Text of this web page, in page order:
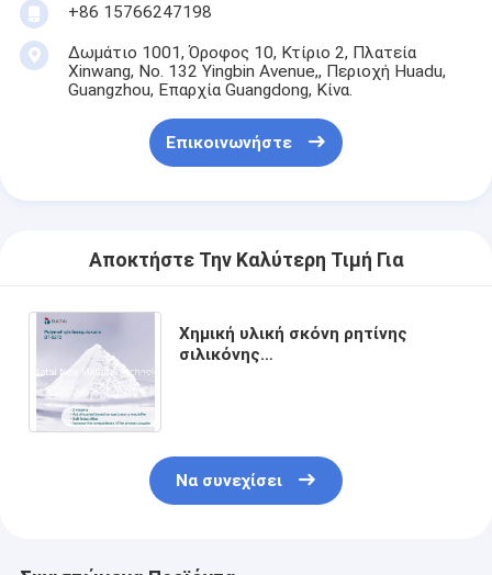
+86 15766247198
Δωμάτιο 1001, Όροφος 10, Κτίριο 2, Πλατεία
Xinwang, No. 132 Yingbin Avenue,, Περιοχή Huadu,
Guangzhou, Επαρχία Guangdong, Κίνα.
Επικοινωνήστε
Αποκτήστε Την Καλύτερη Τιμή Για
Χημική υλική σκόνη ρητίνης
σιλικόνης
Να συνεχίσει